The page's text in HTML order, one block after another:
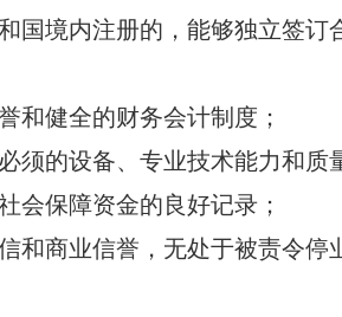
国境内注册的，能够独立签订
和健全的财务会计制度；
须的设备、专业技术能力和质
会保障资金的良好记录；
和商业信誉，无处于被责令停